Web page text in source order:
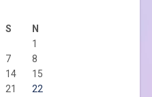
S
N
1
7
8
14
15
21
22